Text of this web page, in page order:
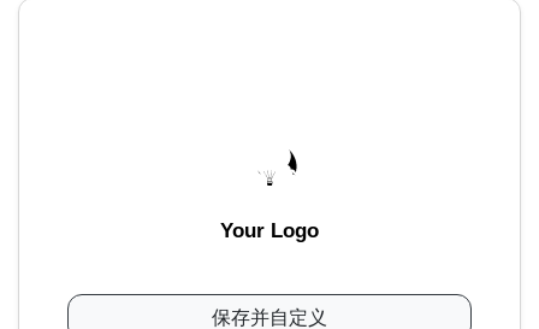
Your Logo
保存并自定义